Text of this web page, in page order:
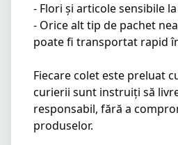
- Flori și articole sensibile
- Orice alt tip de pachet
poate fi transportat rapid
Fiecare colet este preluat
curierii sunt instruiți să
responsabil, fără a
produselor.